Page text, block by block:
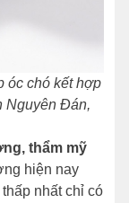
óc chó kết hợp
Nguyên Đán,
thẩm mỹ
hiện nay
thấp nhất chỉ có